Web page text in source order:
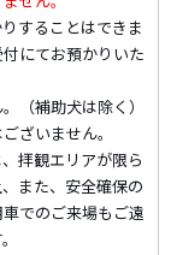
することはできま
にてお預かりいた
（補助犬は除く）
ざいません。
拝観エリアが限ら
また、安全確保の
でのご来場もご遠